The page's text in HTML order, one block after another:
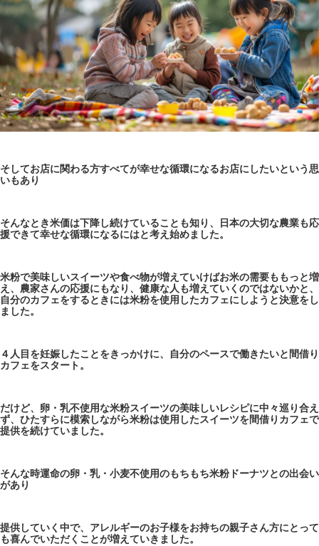
そしてお店に関わる方すべてが幸せな循環になるお店にしたいという思
いもあり
そんなとき米価は下降し続けていることも知り、日本の大切な農業も応
援できて幸せな循環になるにはと考え始めました。
米粉で美味しいスイーツや食べ物が増えていけばお米の需要ももっと増
え、農家さんの応援にもなり、健康な人も増えていくのではないかと、
自分のカフェをするときには米粉を使用したカフェにしようと決意をし
ました。
４人目を妊娠したことをきっかけに、自分のペースで働きたいと間借り
カフェをスタート。
だけど、卵・乳不使用な米粉スイーツの美味しいレシピに中々巡り合え
ず、ひたすらに模索しながら米粉は使用したスイーツを間借りカフェで
提供を続けていました。
そんな時運命の卵・乳・小麦不使用のもちもち米粉ドーナツとの出会い
があり
提供していく中で、アレルギーのお子様をお持ちの親子さん方にとって
も喜んでいただくことが増えていきました。